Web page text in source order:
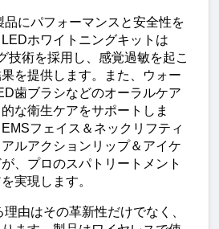
にパフォーマンスと安全性を
ホワイトニングキットは
技術を採用し、感覚過敏を起こ
を提供します。また、ウォー
歯ブラシなどのオーラルケア
な衛生ケアをサポートしま
フェイス＆ネックリフティ
ルアクションリップ＆アイケ
、プロのスパトリートメント
実現します。
由はその革新性だけでなく、